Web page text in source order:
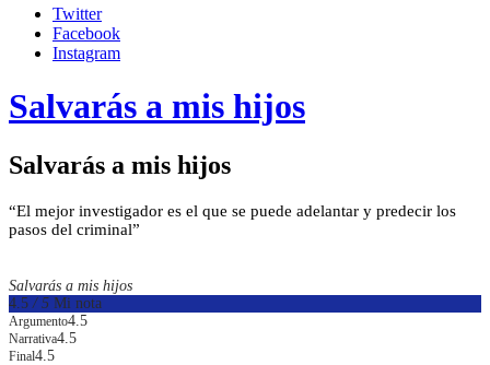
Twitter
Facebook
Instagram
Salvarás a mis hijos
Salvarás a mis hijos
“El mejor investigador es el que se puede adelantar y predecir los
pasos del criminal”
Salvarás a mis hijos
4.5 / 5 Mi nota
Argumento4.5
Narrativa4.5
Final4.5